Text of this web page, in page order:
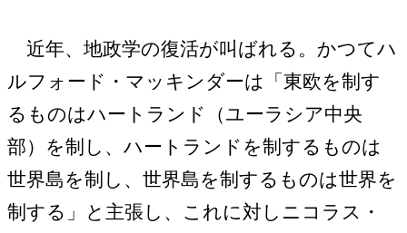
近年、地政学の復活が叫ばれる。かつてハ
ルフォード・マッキンダーは「東欧を制す
るものはハートランド（ユーラシア中央
部）を制し、ハートランドを制するものは
世界島を制し、世界島を制するものは世界を
制する」と主張し、これに対しニコラス・